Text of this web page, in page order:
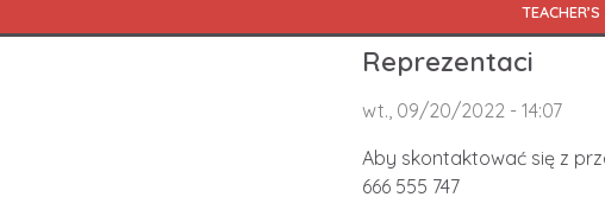
Reprezentaci
wt., 09/20/2022 - 14:07
Aby skontaktować się z
666 555 747